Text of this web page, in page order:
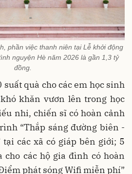
phần việc thanh niên tại Lễ khởi động
nguyện Hè năm 2026 là gần 1,3 tỷ
đồng.
suất quà cho các em học sinh
khăn vươn lên trong học
nhi, chiến sĩ có hoàn cảnh
“Thắp sáng đường biên -
tại các xã có giáp bên giới; 5
các hộ gia đình có hoàn
phát sóng Wifi miễn phí”